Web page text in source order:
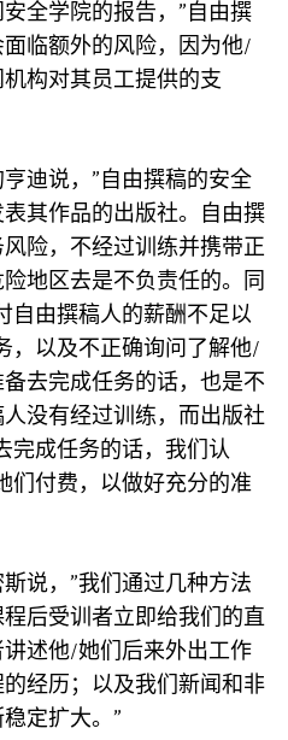
全学院的报告，”自由撰
临额外的风险，因为他/
构对其员工提供的支
迪说，”自由撰稿的安全
其作品的出版社。自由撰
险，不经过训练并携带正
地区去是不负责任的。同
自由撰稿人的薪酬不足以
，以及不正确询问了解他/
去完成任务的话，也是不
没有经过训练，而出版社
完成任务的话，我们认
们付费，以做好充分的准
说，”我们通过几种方法
后受训者立即给我们的直
述他/她们后来外出工作
经历；以及我们新闻和非
定扩大。”